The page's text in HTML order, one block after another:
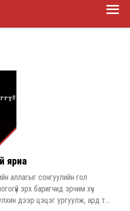
Main
Menu
яриа
аллагыг сонгуулийн гол
эрх баригчид эрчим хүч
дээр цэцэг ургуулж, ард т...